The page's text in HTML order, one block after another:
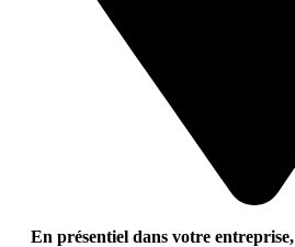
En présentiel dans votre entreprise,